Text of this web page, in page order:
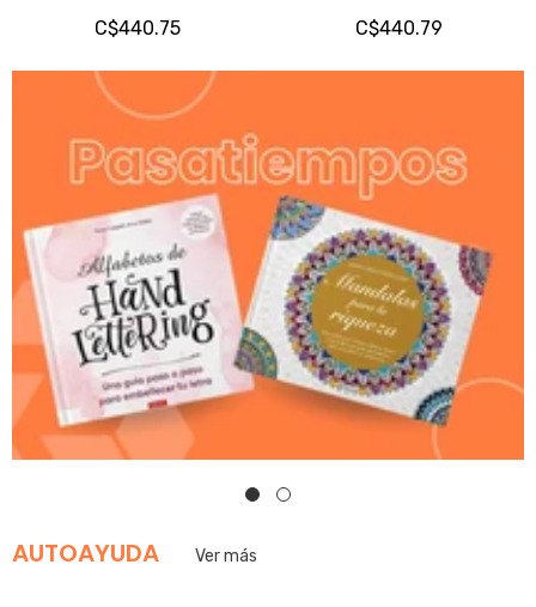
MontgomeryC$440.75
Montgomery
Aventuras En
Avonlea
C$440.79
AUTOAYUDA Ver más